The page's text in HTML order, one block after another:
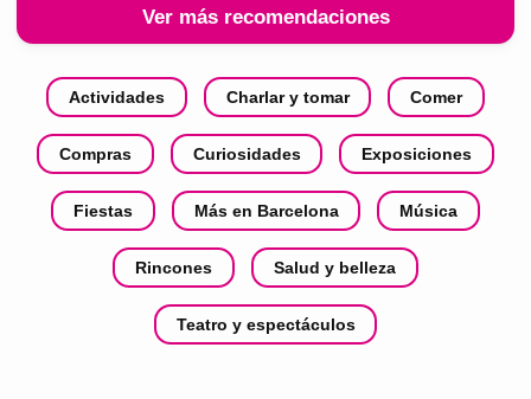
Ver más recomendaciones
Actividades Charlar y tomar Comer
Compras Curiosidades Exposiciones
Fiestas Más en Barcelona Música
Rincones Salud y belleza
Teatro y espectáculos